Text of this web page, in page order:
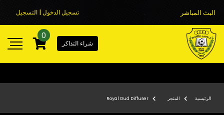
البث المباشر تسجيل الدخول | التسجيل
شراء التذاكر
0
الرئيسية المتجر Royal Oud Diffuser